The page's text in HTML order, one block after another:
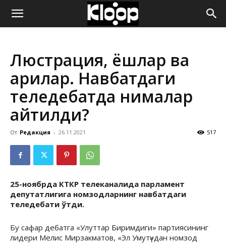
ҚИРҒИЗИСТОН
ЯНГИЛИКЛАРИ
Люстрация, ёшлар ва
қарилар. Навбатдаги
теледебатда нималар
айтилди?
От Редакция - 26.11.2021 517
25-ноябрда КТКР телеканалида парламент
депутатлигига номзодларнинг навбатдаги
теледебати ўтди.
Бу сафар дебатга «Улуттар Биримдиги» партиясининг
лидери Мелис Мирзакматов, «Эл Умутү»дан номзод